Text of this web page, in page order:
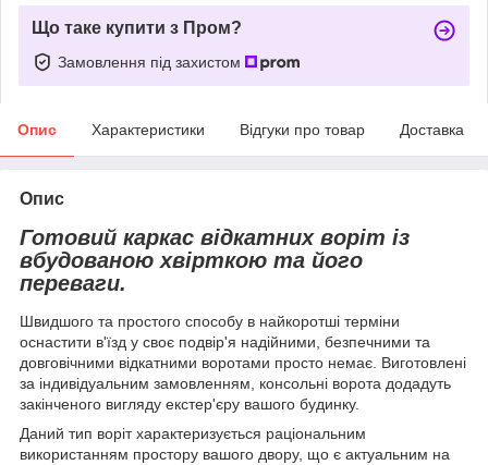
Що таке купити з Пром?
Замовлення під захистом
Опис Характеристики Відгуки про товар Доставка
Опис
Готовий каркас відкатних воріт із
вбудованою хвірткою та його
переваги.
Швидшого та простого способу в найкоротші терміни
оснастити в'їзд у своє подвір'я надійними, безпечними та
довговічними відкатними воротами просто немає. Виготовлені
за індивідуальним замовленням, консольні ворота додадуть
закінченого вигляду екстер'єру вашого будинку.
Даний тип воріт характеризується раціональним
використанням простору вашого двору, що є актуальним на